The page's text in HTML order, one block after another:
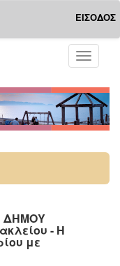
ΕΙΣΟΔΟΣ
Toggle
ΔΗΜΟΥ
- Η
με